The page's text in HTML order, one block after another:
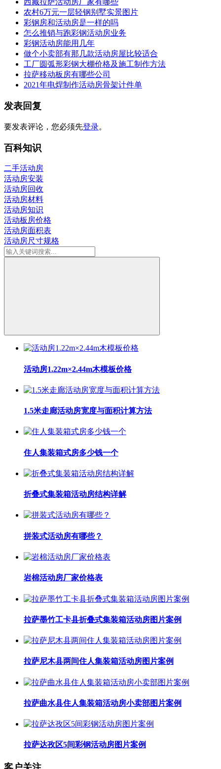
西藏拉萨活动房厂家有哪些
农村6万元一层轻钢别墅实景图片
彩钢房和活动房是一样的吗
怎么推销与跑彩钢活动房业务
彩钢活动房能用几年
做个小卖部有那几款活动房屋比较适合
工厂圆弧形彩钢大棚价格及施工制作方法
拉萨移动板房有哪些公司
2021年电焊制作活动房骨架计件单
发表回复
要发表评论，您必须先登录。
百科知识
二手活动房
活动房安装
活动房回收
活动房材料
活动房知识
活动板房价格
活动房面积表
活动房尺寸规格
活动房1.22m×2.44m木模板价格
1.5米走廊活动房宽度与面积计算方法
住人集装箱式房多少钱一个
折叠式集装箱活动房结构详解
拼装式活动房有哪些？
岩棉活动房厂家价格表
拉萨墨竹工卡县折叠式集装箱活动房图片案例
拉萨尼木县两间住人集装箱活动房图片案例
拉萨曲水县住人集装箱活动房小卖部图片案例
拉萨达孜区5间彩钢活动房图片案例